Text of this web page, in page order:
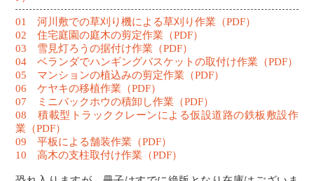
01 河川敷での草刈り機による草刈り作業（PDF）
02 住宅庭園の庭木の剪定作業（PDF）
03 雪見灯ろうの据付け作業（PDF）
04 ベランダでハンギングバスケットの取付け作業（PDF）
05 マンションの植込みの剪定作業（PDF）
06 ケヤキの移植作業（PDF）
07 ミニバックホウの積卸し作業（PDF）
08 積載型トラッククレーンによる仮設道路の鉄板敷設作
業（PDF）
09 平板による舗装作業（PDF）
10 高木の支柱取付け作業（PDF）